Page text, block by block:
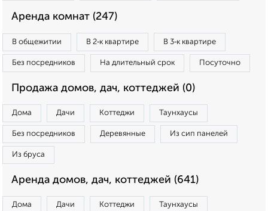
Аренда комнат (247)
В общежитии В 2‑к квартире В 3‑к квартире
Без посредников На длительный срок Посуточно
Продажа домов, дач, коттеджей (0)
Дома Дачи Коттеджи Таунхаусы
Без посредников Деревянные Из сип панелей
Из бруса
Аренда домов, дач, коттеджей (641)
Дома Дачи Коттеджи Таунхаусы